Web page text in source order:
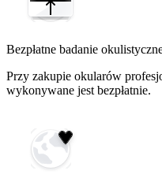
Bezpłatne badanie
Przy zakupie okularów
wykonywane jest bezpłatnie.